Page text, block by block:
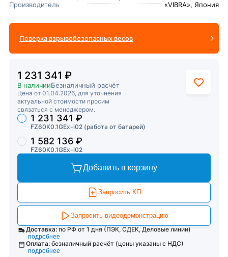
Производитель
«VIBRA», Япония
Поверка взрывобезопасных весов
1 231 341 ₽
В наличииБезналичный расчёт
Цена от 01.04.2026, для уточнения
актуальной стоимости просим
связаться с менеджером.
Торговые предложения
FZ60K0.1GEx-i02 (работа от батарей)
1 231 341 ₽
FZ60K0.1GEx-i02
1 582 136 ₽
Добавить в корзину
Запросить КП
Запросить видеодемонстрацию
Доставка: по РФ от 1 дня (ПЭК, СДЕК, Деловые линии)
подробнее
Оплата: безналичный расчёт (цены указаны с НДС)
подробнее